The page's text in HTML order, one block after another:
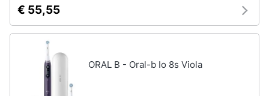
Vedi
tutti
€ 55,55
ORAL B - Oral-b Io 8s Viola